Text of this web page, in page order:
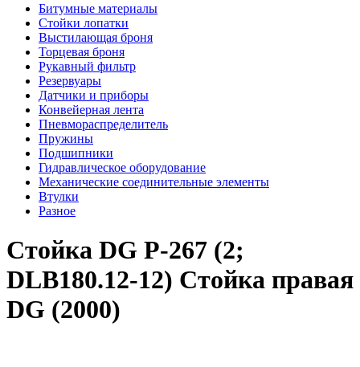
Битумные материалы
Стойки лопатки
Выстилающая броня
Торцевая броня
Рукавный фильтр
Резервуары
Датчики и приборы
Конвейерная лента
Пневмораспределитель
Пружины
Подшипники
Гидравлическое оборудование
Механические соединительные элементы
Втулки
Разное
Стойка DG Р-267 (2;
DLB180.12-12) Стойка правая
DG (2000)